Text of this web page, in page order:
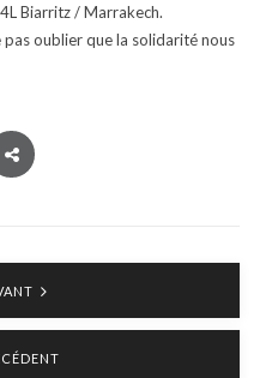
Biarritz / Marrakech.
oublier que la solidarité nous